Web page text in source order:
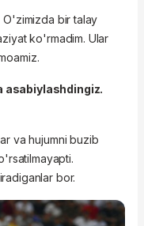
bir talay
ko'rmadim. Ular
asabiylashdingiz.
va hujumni buzib
bor.